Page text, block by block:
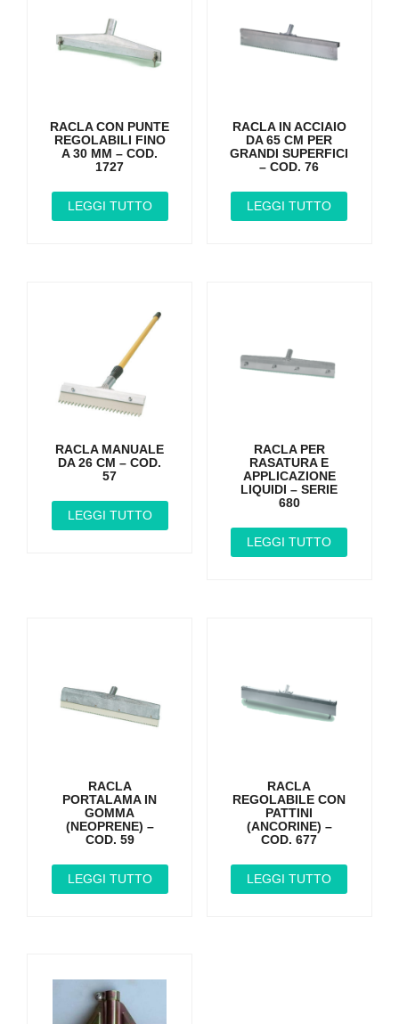
RACLA CON PUNTE
REGOLABILI FINO
A 30 MM – COD.
1727
LEGGI TUTTO
RACLA IN ACCIAIO
DA 65 CM PER
GRANDI SUPERFICI
– COD. 76
LEGGI TUTTO
RACLA MANUALE
DA 26 CM – COD.
57
LEGGI TUTTO
RACLA PER
RASATURA E
APPLICAZIONE
LIQUIDI – SERIE
680
LEGGI TUTTO
RACLA
PORTALAMA IN
GOMMA
(NEOPRENE) –
COD. 59
LEGGI TUTTO
RACLA
REGOLABILE CON
PATTINI
(ANCORINE) –
COD. 677
LEGGI TUTTO